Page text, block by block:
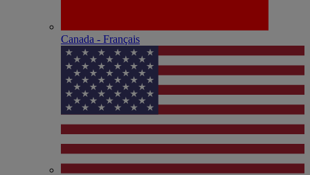
Canada - Français